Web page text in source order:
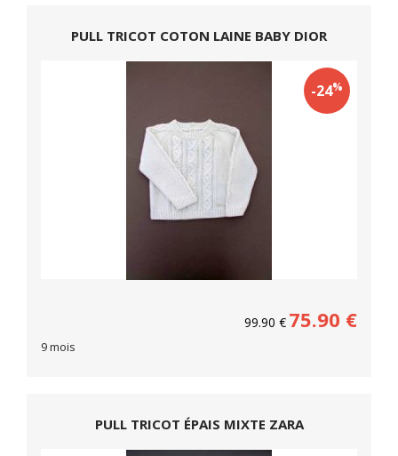
PULL TRICOT COTON LAINE BABY DIOR
-24%
99.90 € 75.90 €
9 mois
PULL TRICOT ÉPAIS MIXTE ZARA